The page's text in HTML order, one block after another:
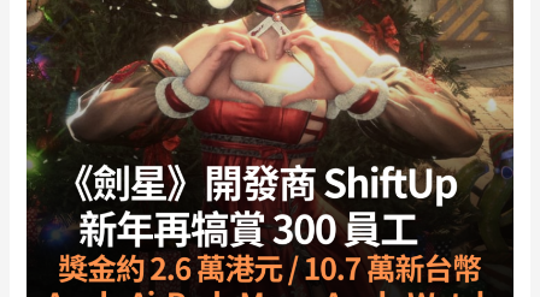
概
念
美
術
疑
取
材
自
重